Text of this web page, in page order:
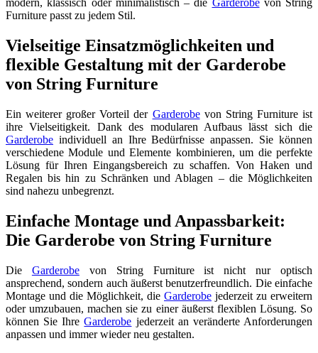
modern, klassisch oder minimalistisch – die Garderobevon String
Furniture passt zu jedem Stil.
Vielseitige Einsatzmöglichkeiten und
flexible Gestaltung mit der Garderobe
von String Furniture
Ein weiterer großer Vorteil der Garderobevon String Furniture ist
ihre Vielseitigkeit. Dank des modularen Aufbaus lässt sich die
Garderobe individuell an Ihre Bedürfnisse anpassen. Sie können
verschiedene Module und Elemente kombinieren, um die perfekte
Lösung für Ihren Eingangsbereich zu schaffen. Von Haken und
Regalen bis hin zu Schränken und Ablagen – die Möglichkeiten
sind nahezu unbegrenzt.
Einfache Montage und Anpassbarkeit:
Die Garderobe von String Furniture
Die Garderobevon String Furniture ist nicht nur optisch
ansprechend, sondern auch äußerst benutzerfreundlich. Die einfache
Montage und die Möglichkeit, die Garderobe jederzeit zu erweitern
oder umzubauen, machen sie zu einer äußerst flexiblen Lösung. So
können Sie IhreGarderobe jederzeit an veränderte Anforderungen
anpassen und immer wieder neu gestalten.